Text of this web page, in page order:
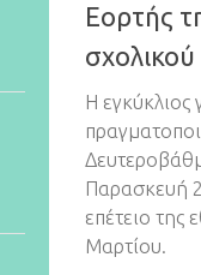
Εορτής
Η εγκύκλιος
Παρασκευή
επέτειο της
Μαρτίου.